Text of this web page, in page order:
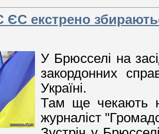
екстрено
У Брюсселі на
закордонних
Україні.
Там ще чекають
журналіст